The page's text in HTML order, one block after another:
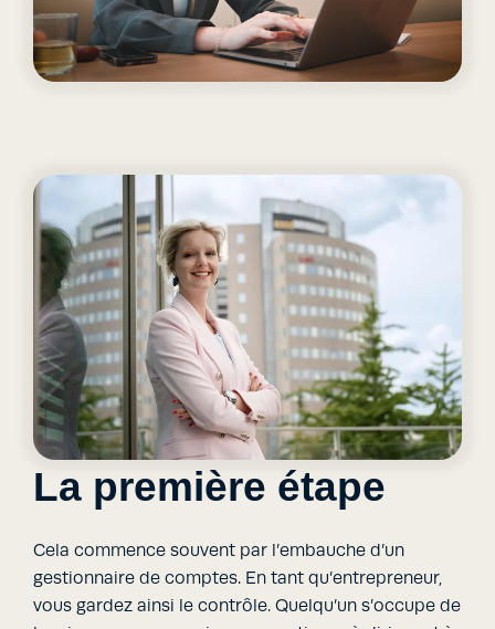
La première étape
Cela commence souvent par l’embauche d’un
gestionnaire de comptes. En tant qu’entrepreneur,
vous gardez ainsi le contrôle. Quelqu’un s’occupe de